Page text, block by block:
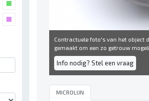
Contractuele foto's van het object
gemaakt om een ​​zo getrouw
Info nodig? Stel een vraag
MICROLIJN